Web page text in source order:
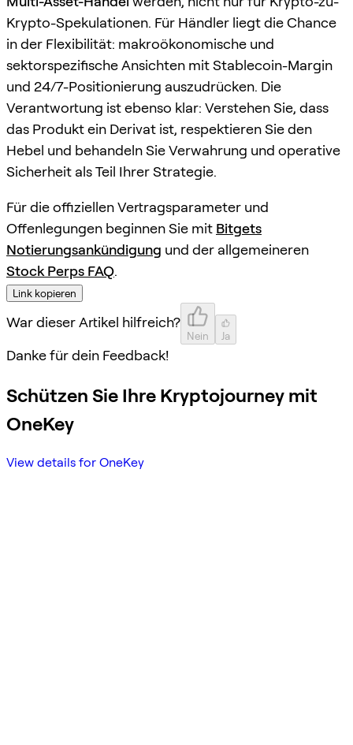
Krypto-Spekulationen. Für Händler liegt die Chance
in der Flexibilität: makroökonomische und
sektorspezifische Ansichten mit Stablecoin-Margin
und 24/7-Positionierung auszudrücken. Die
Verantwortung ist ebenso klar: Verstehen Sie, dass
das Produkt ein Derivat ist, respektieren Sie den
Hebel und behandeln Sie Verwahrung und operative
Sicherheit als Teil Ihrer Strategie.
Für die offiziellen Vertragsparameter und
Offenlegungen beginnen Sie mit Bitgets
Notierungsankündigung und der allgemeineren
Stock Perps FAQ.
Link kopieren
War dieser Artikel hilfreich?
Nein Ja
Danke für dein Feedback!
Schützen Sie Ihre Kryptojourney mit
OneKey
View details for OneKey